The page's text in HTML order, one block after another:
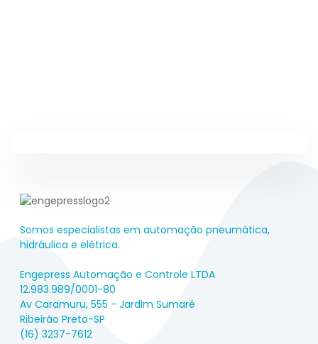
Somos especialistas em automação pneumática,
hidráulica e elétrica.
Engepress Automação e Controle LTDA
12.983.989/0001-80
Av Caramuru, 555 - Jardim Sumaré
Ribeirão Preto-SP
(16) 3237-7612